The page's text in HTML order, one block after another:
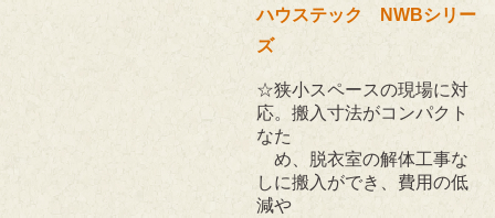
ハウステック NWBシリー
ズ
☆狭小スペースの現場に対
応。搬入寸法がコンパクト
なた
め、脱衣室の解体工事な
しに搬入ができ、費用の低
減や